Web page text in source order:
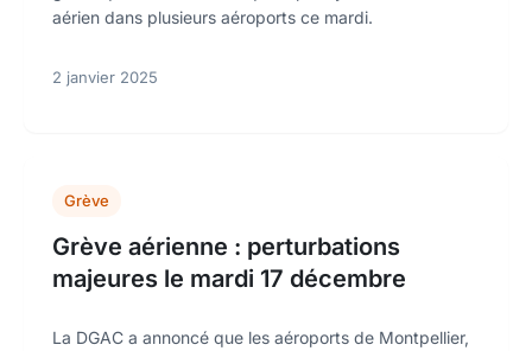
aérien dans plusieurs aéroports ce mardi.
2 janvier 2025
Grève
Grève aérienne : perturbations
majeures le mardi 17 décembre
La DGAC a annoncé que les aéroports de Montpellier,